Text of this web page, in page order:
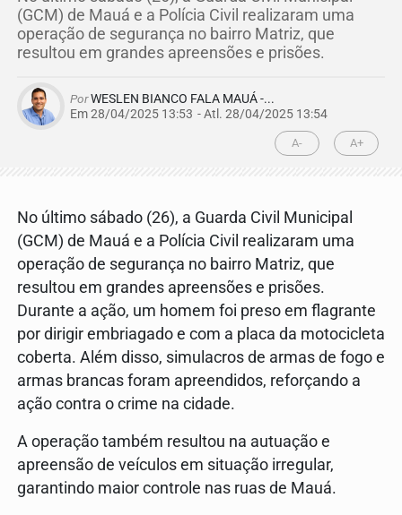
(GCM) de Mauá e a Polícia Civil realizaram uma
operação de segurança no bairro Matriz, que
resultou em grandes apreensões e prisões.
PorWESLEN BIANCO FALA MAUÁ -...
Em 28/04/2025 13:53 - Atl. 28/04/2025 13:54
A- A+
No último sábado (26), a Guarda Civil Municipal
(GCM) de Mauá e a Polícia Civil realizaram uma
operação de segurança no bairro Matriz, que
resultou em grandes apreensões e prisões.
Durante a ação, um homem foi preso em flagrante
por dirigir embriagado e com a placa da motocicleta
coberta. Além disso, simulacros de armas de fogo e
armas brancas foram apreendidos, reforçando a
ação contra o crime na cidade.
A operação também resultou na autuação e
apreensão de veículos em situação irregular,
garantindo maior controle nas ruas de Mauá.